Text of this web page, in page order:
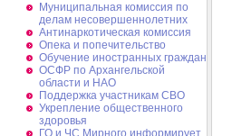
Муниципальная комиссия по
делам несовершеннолетних
Антинаркотическая комиссия
Опека и попечительство
Обучение иностранных граждан
ОСФР по Архангельской
области и НАО
Поддержка участникам СВО
Укрепление общественного
здоровья
ГО и ЧС Мирного информирует